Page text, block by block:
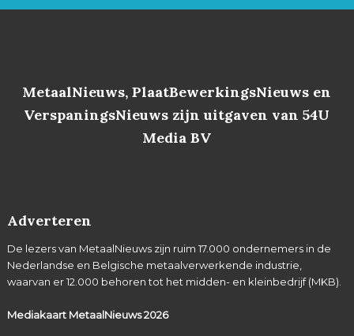
MetaalNieuws, PlaatBewerkingsNieuws en
VerspaningsNieuws zijn uitgaven van 54U
Media BV
Adverteren
De lezers van MetaalNieuws zijn ruim 17.000 ondernemers in de
Nederlandse en Belgische metaalverwerkende industrie,
waarvan er 12.000 behoren tot het midden- en kleinbedrijf (MKB).
Mediakaart MetaalNieuws2026